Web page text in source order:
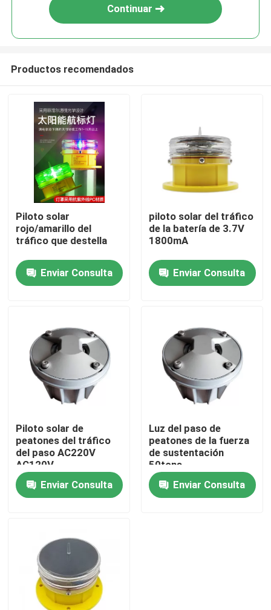
Hogar
Sobre nosotros
Viaje de la fábrica
Éntrenos en contacto con
Pida una cita
Luz de obstrucción accionada solar
Luz de obstrucción de los aviones
Continuar
Productos recomendados
Piloto solar
rojo/amarillo del
tráfico que destella
Enviar Consulta
piloto solar del tráfico
de la batería de 3.7V
1800mA
Enviar Consulta
Piloto solar de
peatones del tráfico
del paso AC220V
AC120V
Enviar Consulta
Luz del paso de
peatones de la fuerza
de sustentación
50tons
Enviar Consulta